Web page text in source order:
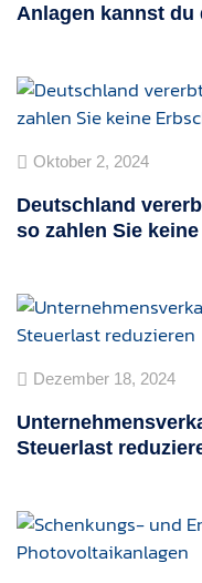
Anlagen kannst du
Oktober 2, 2024
Deutschland
so zahlen Sie
Dezember 18, 2024
Steuerlast